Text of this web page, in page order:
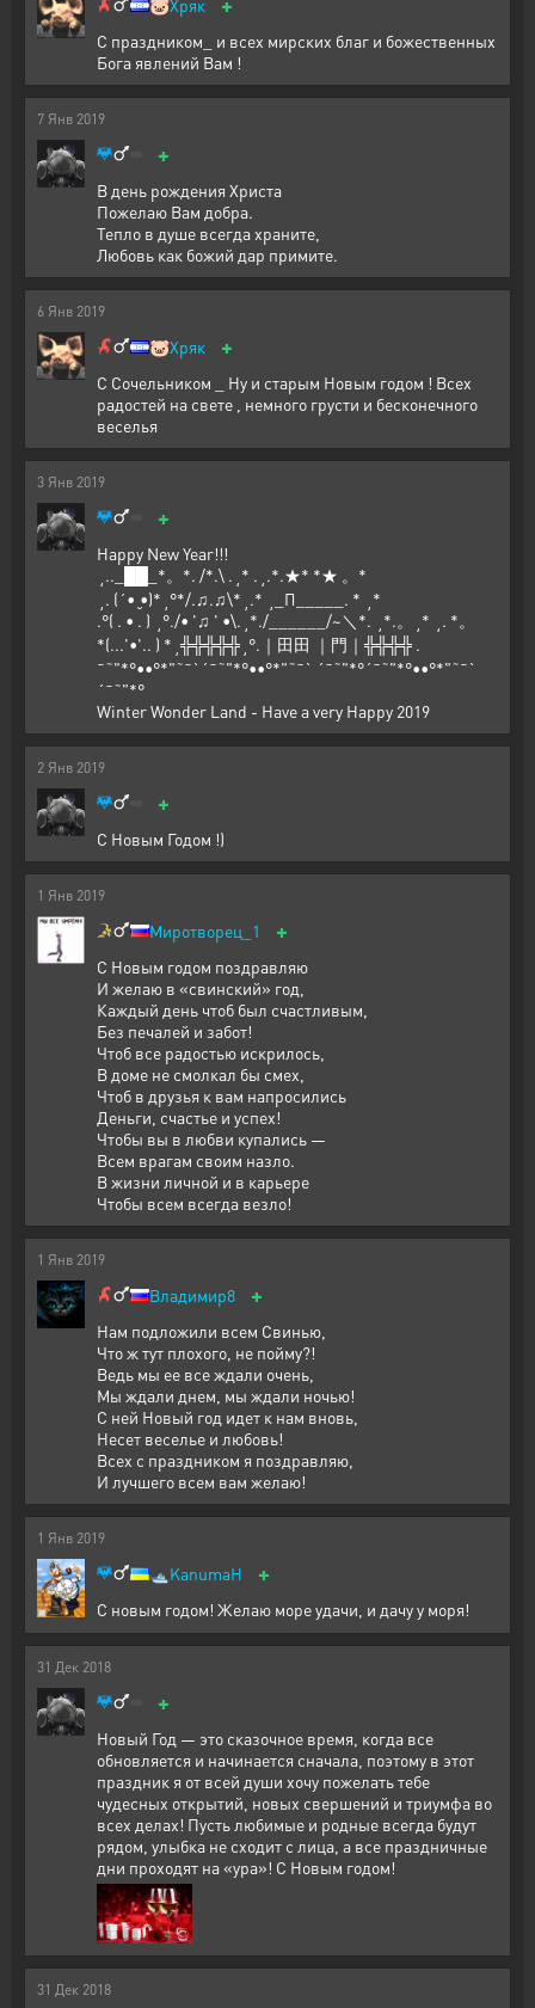
🐷Хряк
С праздником_ и всех мирских благ и божественных
Бога явлений Вам !
7 Янв 2019
+
В день рождения Христа
Пожелаю Вам добра.
Тепло в душе всегда храните,
Любовь как божий дар примите.
6 Янв 2019
🐷Хряк +
С Сочельником _ Ну и старым Новым годом ! Всех
радостей на свете , немного грусти и бесконечного
веселья
3 Янв 2019
+
Happy New Year!!!
˛.._██_*。*. /*.\ .˛* .˛.*.★* *★ 。*
˛. (´• ̮•)*˛°*/.♫.♫\*˛.* ˛_Π_____. * ˛*
.°( . • . ) ˛°./• '♫ ' •\.˛*./______/~＼*. ˛*.。˛* ˛. *。
*(...'•'.. ) *˛╬╬╬╬╬˛°.｜田田 ｜門｜╬╬╬╬ .
¯˜"*°••°*"˜¯`´¯˜"*°••°*"˜¯` ´¯˜"*°´¯˜"*°••°*"˜¯`
´¯˜"*°
Winter Wonder Land - Have a very Happy 2019
2 Янв 2019
+
С Новым Годом !)
1 Янв 2019
Миротворец_1 +
С Новым годом поздравляю
И желаю в «свинский» год,
Каждый день чтоб был счастливым,
Без печалей и забот!
Чтоб все радостью искрилось,
В доме не смолкал бы смех,
Чтоб в друзья к вам напросились
Деньги, счастье и успех!
Чтобы вы в любви купались —
Всем врагам своим назло.
В жизни личной и в карьере
Чтобы всем всегда везло!
1 Янв 2019
Владимир8 +
Нам подложили всем Свинью,
Что ж тут плохого, не пойму?!
Ведь мы ее все ждали очень,
Мы ждали днем, мы ждали ночью!
С ней Новый год идет к нам вновь,
Несет веселье и любовь!
Всех с праздником я поздравляю,
И лучшего всем вам желаю!
1 Янв 2019
🛥️ KanumaH +
С новым годом! Желаю море удачи, и дачу у моря!
31 Дек 2018
+
Новый Год — это сказочное время, когда все
обновляется и начинается сначала, поэтому в этот
праздник я от всей души хочу пожелать тебе
чудесных открытий, новых свершений и триумфа во
всех делах! Пусть любимые и родные всегда будут
рядом, улыбка не сходит с лица, а все праздничные
дни проходят на «ура»! С Новым годом!
31 Дек 2018